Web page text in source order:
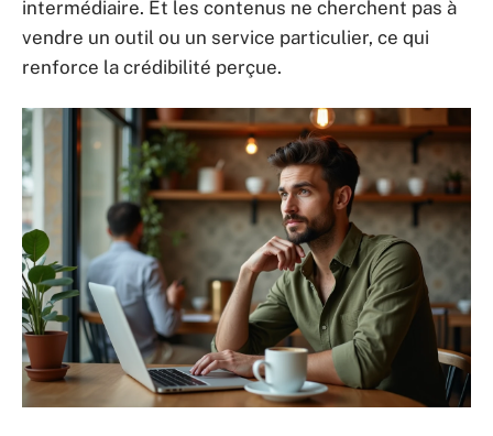
intermédiaire. Et les contenus ne cherchent pas à
vendre un outil ou un service particulier, ce qui
renforce la crédibilité perçue.